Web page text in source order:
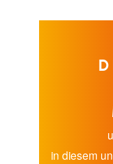
in diesem